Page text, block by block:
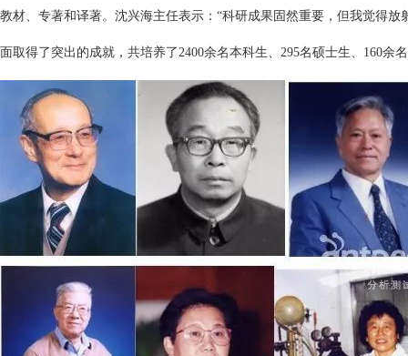
教材、专著和译著。沈兴海主任表示：“科研成果固然重要，但我觉得
面取得了突出的成就，共培养了2400余名本科生、295名硕士生、160